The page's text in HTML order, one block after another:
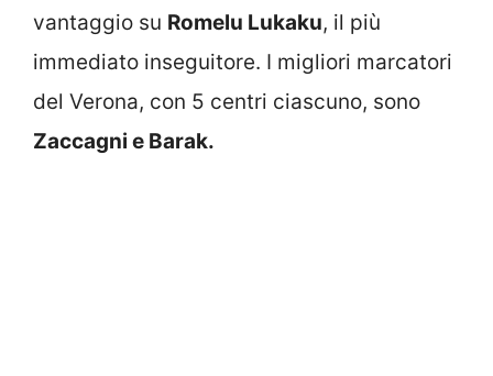
vantaggio su Romelu Lukaku, il più
immediato inseguitore. I migliori marcatori
del Verona, con 5 centri ciascuno, sono
Zaccagni e Barak.